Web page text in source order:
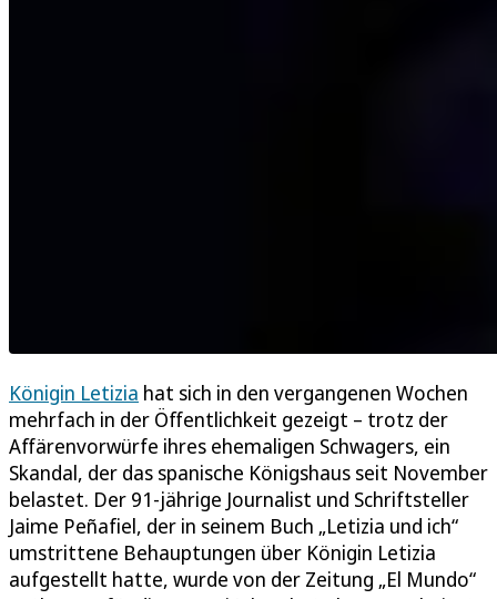
Königin Letizia hat sich in den vergangenen Wochen
mehrfach in der Öffentlichkeit gezeigt – trotz der
Affärenvorwürfe ihres ehemaligen Schwagers, ein
Skandal, der das spanische Königshaus seit November
belastet. Der 91-jährige Journalist und Schriftsteller
Jaime Peñafiel, der in seinem Buch „Letizia und ich“
umstrittene Behauptungen über Königin Letizia
aufgestellt hatte, wurde von der Zeitung „El Mundo“